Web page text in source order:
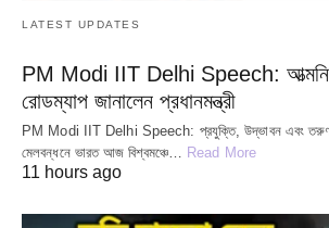
LATEST UPDATES
PM Modi IIT Delhi Speech:
রোডম্যাপ জানালেন প্রধানমন্ত্রী
PM Modi IIT Delhi Speech: প্রযুক্তি, উদ্ভাবন এবং
মেলবন্ধনে ভারত আজ বিশ্বমঞ্চে… Read More
11 hours ago